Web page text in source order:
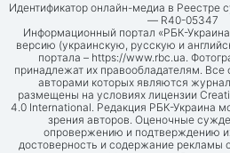
Идентификатор онлайн-медиа в Реестре
— R40-05347
Информационный портал «РБК-
версию (украинскую, русскую и
портала – https://www.rbc.ua.
принадлежат их правообладателям. Все
авторами которых являются
размещены на условиях лицензии
4.0 International. Редакция РБК-Украина
зрения авторов. Оценочные
опровержению и подтверждению
достоверность и содержание рекламы